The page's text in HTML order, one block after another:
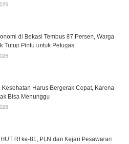
di Bekasi Tembus 87 Persen, Warga
Tutup Pintu untuk Petugas.
Kesehatan Harus Bergerak Cepat, Karena
Bisa Menunggu
RI ke-81, PLN dan Kejari Pesawaran